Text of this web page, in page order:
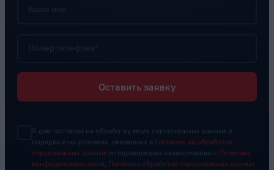
Оставить заявку
Я даю согласие на обработку моих персональных данных в
порядке и на условиях, указанных в Согласие на обработку
персональных данных и подтверждаю ознакомление с Политика
конфиденциальности
Политика обработки персональных данных